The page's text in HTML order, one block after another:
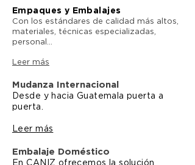
Empaques y Embalajes
Con los estándares de calidad más altos,
materiales, técnicas especializadas,
personal...
Leer más
Mudanza Internacional
Desde y hacia Guatemala puerta a
puerta.
Leer más
Embalaje Doméstico
En CANIZ ofrecemos la solución